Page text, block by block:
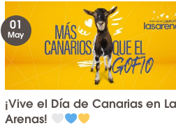
¡Vive el Día de Canarias en
Arenas!
01
May